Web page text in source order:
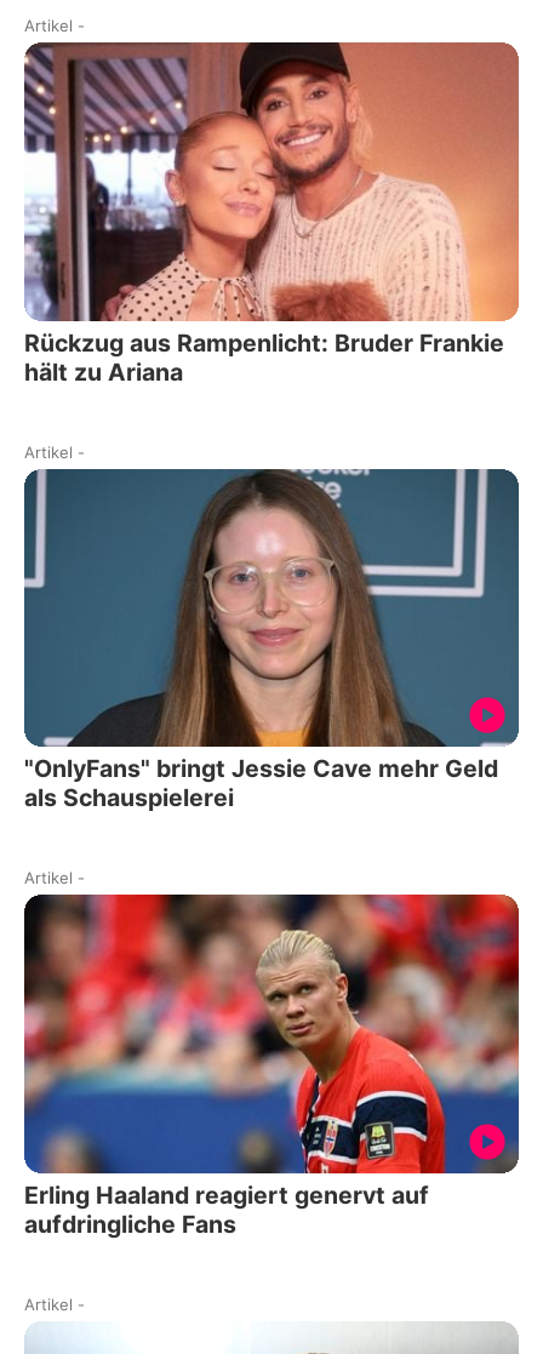
Artikel -
Rückzug aus Rampenlicht: Bruder Frankie
hält zu Ariana
Artikel -
"OnlyFans" bringt Jessie Cave mehr Geld
als Schauspielerei
Artikel -
Erling Haaland reagiert genervt auf
aufdringliche Fans
Artikel -